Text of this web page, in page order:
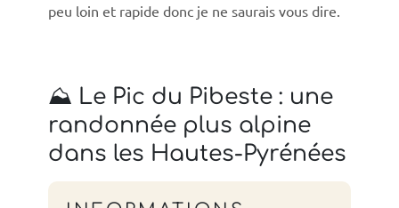
peu loin et rapide donc je ne saurais vous dire.
⛰️ Le Pic du Pibeste : une
randonnée plus alpine
dans les Hautes-Pyrénées